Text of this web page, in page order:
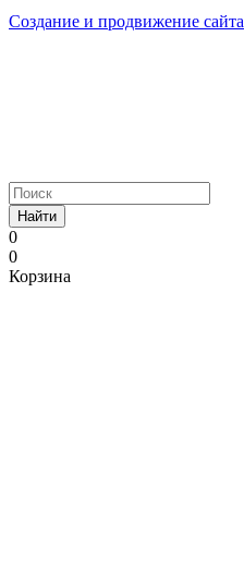
Создание и продвижение сайта
Найти
0
0
Корзина